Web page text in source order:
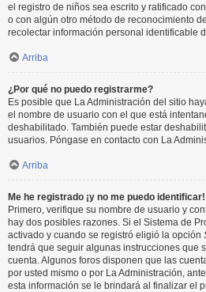
el registro de niños sea escrito y ratificado
o con algún otro método de reconocimiento
recolectar información personal identificable
Arriba
¿Por qué no puedo registrarme?
Es posible que La Administración del sitio
el nombre de usuario con el que está
deshabilitado. También puede estar
usuarios. Póngase en contacto con La
Arriba
Me he registrado ¡y no me puedo identificar!
Primero, verifique su nombre de usuario y
hay dos posibles razones. Si el Sistema de
activado y cuando se registró eligió la opción
tendrá que seguir algunas instrucciones que
cuenta. Algunos foros disponen que las
por usted mismo o por La Administración,
esta información se le brindará al finalizar el